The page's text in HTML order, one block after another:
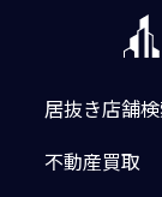
居抜き店舗
不動産買取